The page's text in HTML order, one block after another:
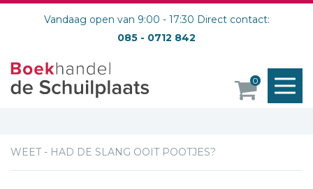
Vandaag open van 9:00 - 17:30 Direct contact:
085 - 0712 842
0
WEET - HAD DE SLANG OOIT POOTJES?